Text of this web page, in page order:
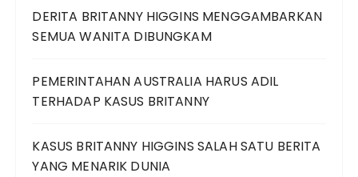
DERITA BRITANNY HIGGINS MENGGAMBARKAN
SEMUA WANITA DIBUNGKAM
PEMERINTAHAN AUSTRALIA HARUS ADIL
TERHADAP KASUS BRITANNY
KASUS BRITANNY HIGGINS SALAH SATU BERITA
YANG MENARIK DUNIA